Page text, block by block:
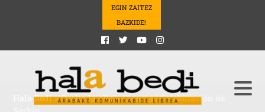
EGIN ZAITEZ
BAZKIDE!
Hala Bedi>Suelta la olla>Ciencia | Colaboración de